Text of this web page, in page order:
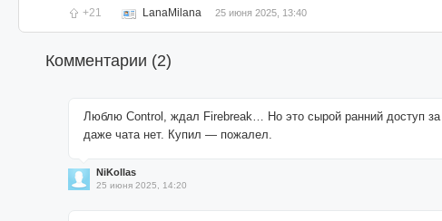
+21 LanaMilana 25 июня 2025, 13:40
Комментарии (2)
Люблю Control, ждал Firebreak… Но это сырой ранний доступ
даже чата нет. Купил — пожалел.
NiKollas
25 июня 2025, 14:20